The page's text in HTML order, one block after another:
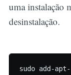
uma instalação
desinstalação.
sudo add-